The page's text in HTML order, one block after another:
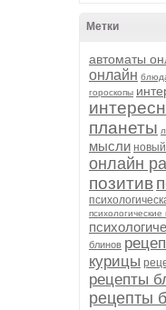
Метки
автоматы
онлайн
гороскопы
планеты
мысли новый
онлайн
позитив
психологические
блинов
курицы
рецепты
рецепты